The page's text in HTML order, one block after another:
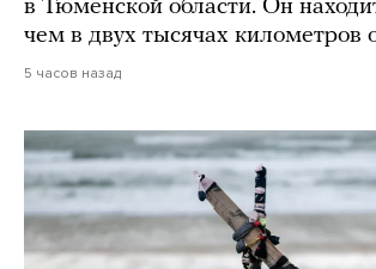
в Тюменской области. Он
чем в двух тысячах километров
5 часов назад